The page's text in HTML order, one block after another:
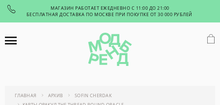
МАГАЗИН РАБОТАЕТ ЕЖЕДНЕВНО С 11:00 ДО 21:00
БЕСПЛАТНАЯ ДОСТАВКА ПО МОСКВЕ ПРИ ПОКУПКЕ ОТ 30 000 РУБЛЕЙ
ГЛАВНАЯ АРХИВ
SOFIN CHERDAK